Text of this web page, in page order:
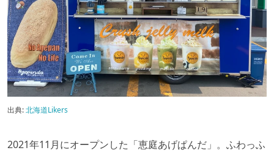
出典:北海道Likers
2021年11月にオープンした「恵庭あげぱんだ」。ふわっふ